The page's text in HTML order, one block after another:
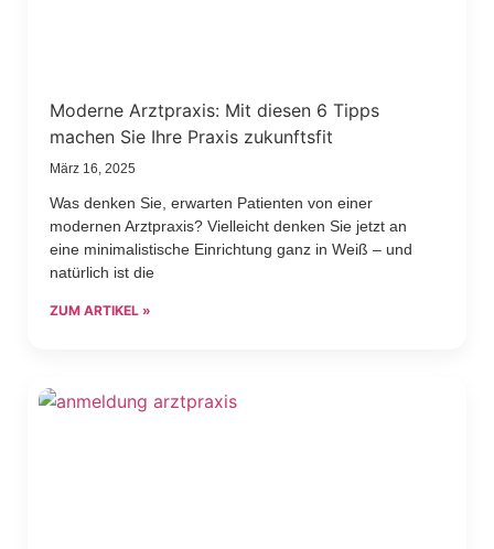
Moderne Arztpraxis: Mit diesen 6 Tipps
machen Sie Ihre Praxis zukunftsfit
März 16, 2025
Was denken Sie, erwarten Patienten von einer
modernen Arztpraxis? Vielleicht denken Sie jetzt an
eine minimalistische Einrichtung ganz in Weiß – und
natürlich ist die
ZUM ARTIKEL »